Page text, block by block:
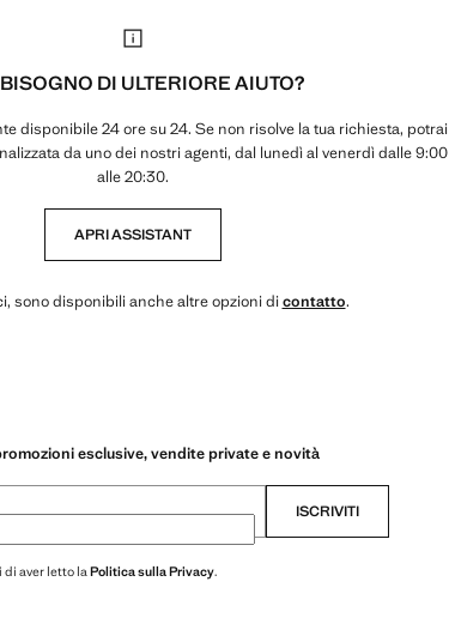
DI ULTERIORE AIUTO?
disponibile 24 ore su 24. Se non risolve la tua richiesta, potrai
da uno dei nostri agenti, dal lunedì al venerdì dalle 9:00
alle 20:30.
APRI ASSISTANT
sono disponibili anche altre opzioni di contatto.
esclusive, vendite private e novità
ISCRIVITI
aver letto la Politica sulla Privacy.